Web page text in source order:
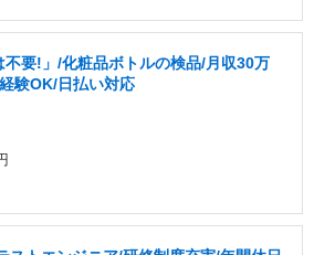
不要!」/化粧品ボトルの検品/月収30万
験OK/日払い対応